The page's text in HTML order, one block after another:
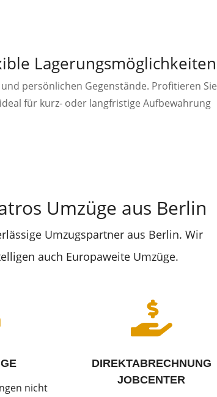
Lagerungsmöglichkeiten
persönlichen Gegenstände. Profitieren Sie
für kurz- oder langfristige Aufbewahrung
Umzüge aus Berlin
Umzugspartner aus Berlin. Wir
auch Europaweite Umzüge.
nicht

DIREKTABRECHNUNG
JOBCENTER